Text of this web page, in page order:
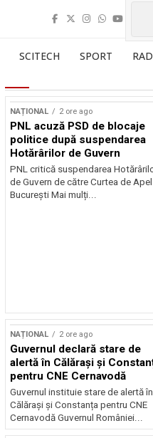
SCITECH SPORT
NAȚIONAL 2 ore ago
PNL acuză PSD de blocaje
politice după suspendarea
Hotărârilor de Guvern
PNL critică suspendarea
de Guvern de către Curtea de Apel
București Mai mulți...
NAȚIONAL 2 ore ago
Guvernul declară stare de
alertă în Călărași și
pentru CNE Cernavodă
Guvernul instituie stare de alertă în
Călărași și Constanța pentru CNE
Cernavodă Guvernul României...